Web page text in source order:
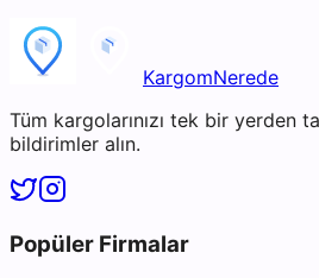
KargomNerede
Tüm kargolarınızı tek bir yerden
bildirimler alın.
Popüler Firmalar